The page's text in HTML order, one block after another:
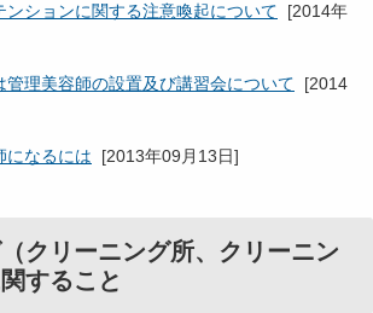
ンションに関する注意喚起について [2014年
管理美容師の設置及び講習会について [2014
になるには [2013年09月13日]
クリーニング所、クリーニン
すること